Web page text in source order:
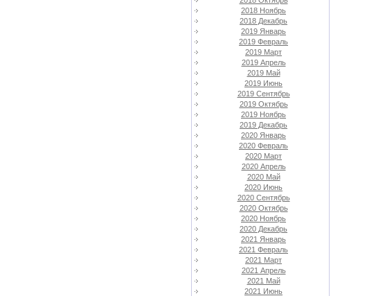
2018 Ноябрь
2018 Декабрь
2019 Январь
2019 Февраль
2019 Март
2019 Апрель
2019 Май
2019 Июнь
2019 Сентябрь
2019 Октябрь
2019 Ноябрь
2019 Декабрь
2020 Январь
2020 Февраль
2020 Март
2020 Апрель
2020 Май
2020 Июнь
2020 Сентябрь
2020 Октябрь
2020 Ноябрь
2020 Декабрь
2021 Январь
2021 Февраль
2021 Март
2021 Апрель
2021 Май
2021 Июнь